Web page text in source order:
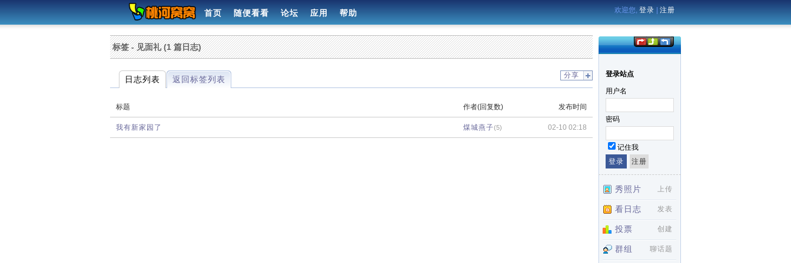
首页 随便看看 论坛 应用 帮助 欢迎您, 登录 注册
标签 - 见面礼 (1 篇日志)
分享
日志列表 返回标签列表
标题 作者(回复数) 发布时间
我有新家园了 煤城燕子(5) 02-10 02:18
登录站点
用户名
密码
记住我
秀照片 上传
看日志 发表
投票 创建
群组 聊话题